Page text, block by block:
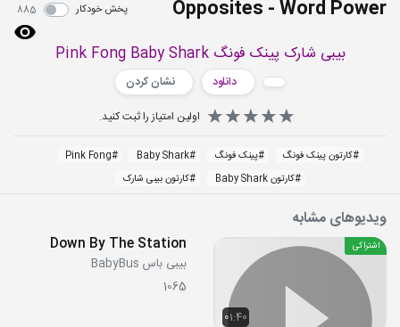
Opposites - Word Power پخش خودکار 885
بیبی شارک پینک فونگ Pink Fong Baby Shark
دانلود
نشان کردن
اولین امتیاز را ثبت کنید.
#کارتون پینک فونگ #پینک فونگ #
Baby Shark
#
Pink Fong
#کارتون Baby Shark #کارتون بیبی شارک
ویدیوهای مشابه
01:40
اشتراکی Down By The Station
بیبی باس BabyBus
1065